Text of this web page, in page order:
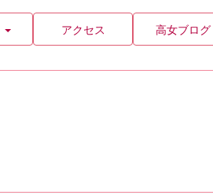
アクセス 高女ブログ